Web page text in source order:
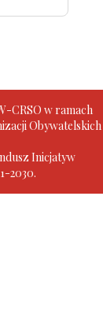
CRSO w ramach
Obywatelskich
Inicjatyw
2030.